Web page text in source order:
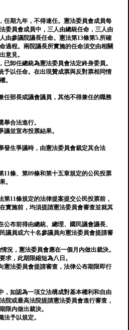
任期九年，不得連任。憲法委員會成員每
委員會成員中，三人由總統任命，三人由
由參議院議長任命。憲法第13條第5.所確
過程。兩院議長所實施的任命須交由相關
意見。
已卸任總統為憲法委員會法定終身委員。
予以任命。在出現贊成票與反對票相同情
。
任部長或議會議員，其他不得兼任的職務
舉合法進行。
議並宣布投票結果。
發生爭議時，由憲法委員會裁定其合法
11條、第89條和第十五章規定的公民投票
。
第11條規定的法律提案提交公民投票前，
實施前，均須提請憲法委員會審查並就其
公布前得由總統、總理、國民議會議長、
議員或六十名參議員向憲法委員會提請審
況，憲法委員會應在一個月內做出裁決。
求，此期限縮短為八日。
憲法委員會提請審查，法律公布期限即行
，如認為一項立法構成對基本權利和自由
院或最高法院提請憲法委員會進行審查，
限內做出裁決。
法予以規定。